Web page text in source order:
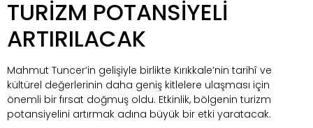
TURİZM POTANSİYELİ
ARTIRILACAK
Mahmut Tuncer’in gelişiyle birlikte Kırıkkale’nin tarihî ve
kültürel değerlerinin daha geniş kitlelere ulaşması için
önemli bir fırsat doğmuş oldu. Etkinlik, bölgenin turizm
potansiyelini artırmak adına büyük bir etki yaratacak.